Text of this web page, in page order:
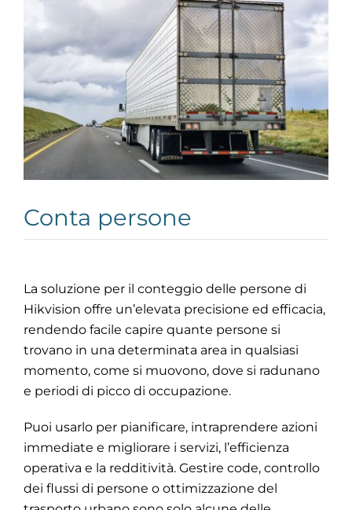
Conta persone
La soluzione per il conteggio delle persone di
Hikvision offre un’elevata precisione ed efficacia,
rendendo facile capire quante persone si
trovano in una determinata area in qualsiasi
momento, come si muovono, dove si radunano
e periodi di picco di occupazione.
Puoi usarlo per pianificare, intraprendere azioni
immediate e migliorare i servizi, l’efficienza
operativa e la redditività. Gestire code, controllo
dei flussi di persone o ottimizzazione del